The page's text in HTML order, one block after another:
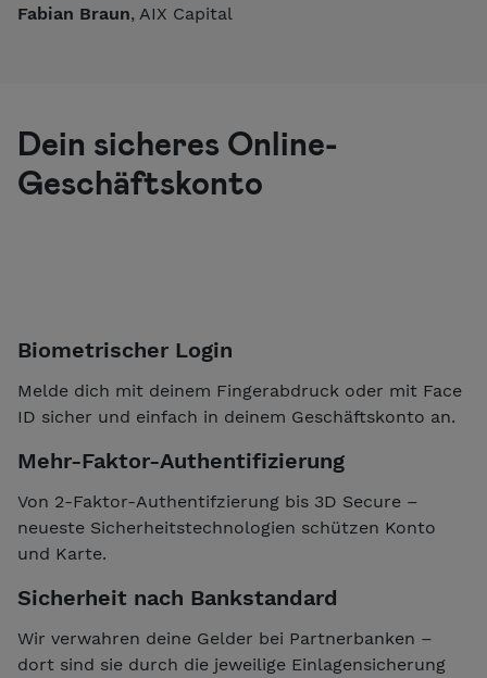
Fabian Braun, AIX Capital
Dein sicheres Online-
Geschäftskonto
Biometrischer Login
Melde dich mit deinem Fingerabdruck oder mit Face
ID sicher und einfach in deinem Geschäftskonto an.
Mehr-Faktor-Authentifizierung
Von 2-Faktor-Authentifzierung bis 3D Secure –
neueste Sicherheitstechnologien schützen Konto
und Karte.
Sicherheit nach Bankstandard
Wir verwahren deine Gelder bei Partnerbanken –
dort sind sie durch die jeweilige Einlagensicherung